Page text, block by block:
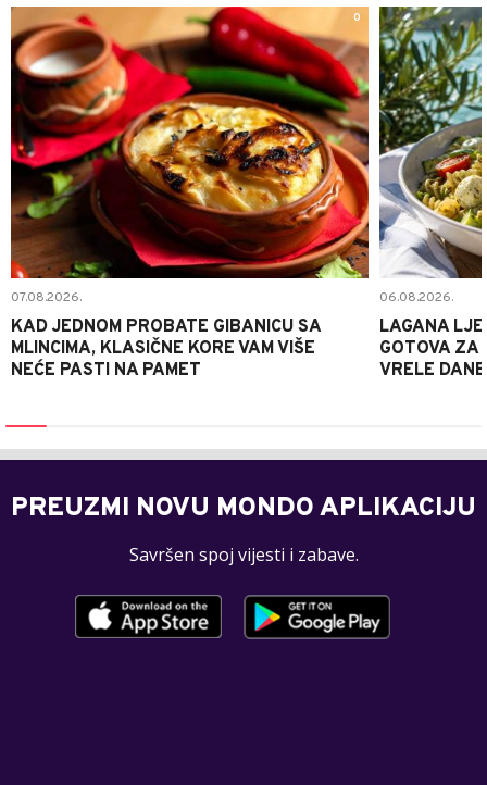
0
07.08.2026.
KAD JEDNOM PROBATE GIBANICU SA
MLINCIMA, KLASIČNE KORE VAM VIŠE
NEĆE PASTI NA PAMET
06.08.2026.
LAGANA
GOTOVA ZA
VRELE DANE
PREUZMI NOVU MONDO APLIKACIJU
Savršen spoj vijesti i zabave.